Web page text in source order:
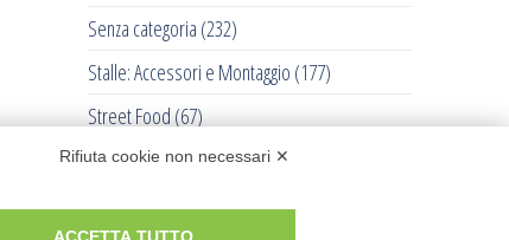
Senza categoria (232)
Stalle: Accessori e Montaggio (177)
Street Food(67)
Tosatrici(711)
Trattorini Husqvarna(0)
Rifiuta cookie non necessari ✕
ACCETTA TUTTO